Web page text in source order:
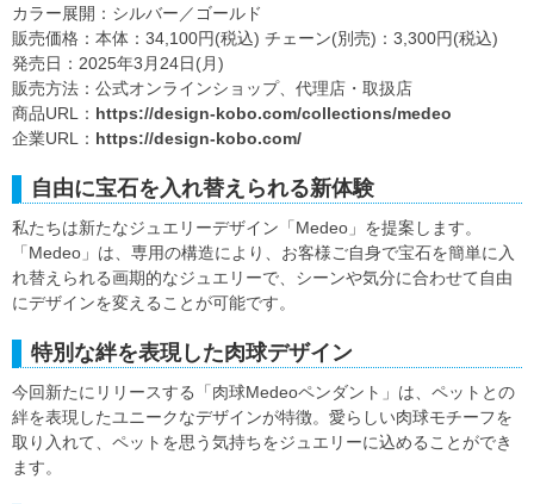
カラー展開：シルバー／ゴールド
販売価格：本体：34,100円(税込) チェーン(別売)：3,300円(税込)
発売日：2025年3月24日(月)
販売方法：公式オンラインショップ、代理店・取扱店
商品URL： https://design-kobo.com/collections/medeo
企業URL： https://design-kobo.com/
自由に宝石を入れ替えられる新体験
私たちは新たなジュエリーデザイン「Medeo」を提案します。
「Medeo」は、専用の構造により、お客様ご自身で宝石を簡単に入
れ替えられる画期的なジュエリーで、シーンや気分に合わせて自由
にデザインを変えることが可能です。
特別な絆を表現した肉球デザイン
今回新たにリリースする「肉球Medeoペンダント」は、ペットとの
絆を表現したユニークなデザインが特徴。愛らしい肉球モチーフを
取り入れて、ペットを思う気持ちをジュエリーに込めることができ
ます。